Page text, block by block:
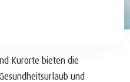
Kurorte bieten die
und